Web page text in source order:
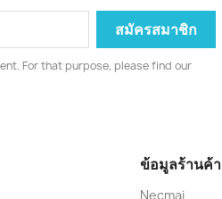
For that purpose, please find our
ข้อมูลร้านค้า
Necmai